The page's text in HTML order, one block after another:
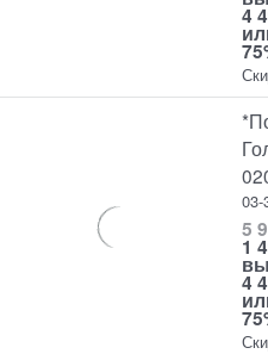
4
03-
5
1
4